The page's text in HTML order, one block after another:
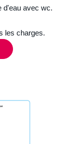
d'eau avec wc.
les charges.